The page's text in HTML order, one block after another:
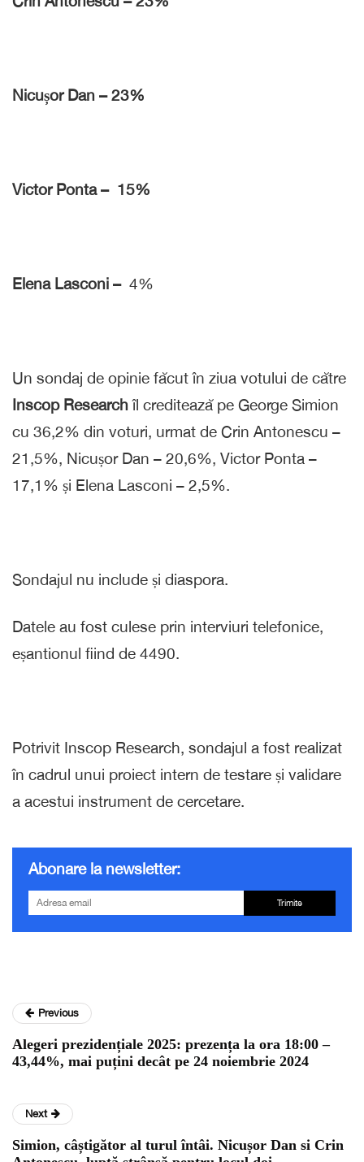
Nicușor Dan – 23%
Victor Ponta – 15%
Elena Lasconi –4%
Un sondaj de opinie făcut în ziua votului de către
Inscop Researchîl creditează pe George Simion
cu 36,2% din voturi, urmat de Crin Antonescu –
21,5%, Nicușor Dan – 20,6%, Victor Ponta –
17,1% și Elena Lasconi – 2,5%.
Sondajul nu include și diaspora.
Datele au fost culese prin interviuri telefonice,
eșantionul fiind de 4490.
Potrivit Inscop Research, sondajul a fost realizat
în cadrul unui proiect intern de testare și validare
a acestui instrument de cercetare.
Abonare la newsletter:
Trimite
Previous
Alegeri prezidențiale 2025: prezența la ora 18:00 –
43,44%, mai puțini decât pe 24 noiembrie 2024
Next
Simion, câștigător al turul întâi. Nicușor Dan si Crin